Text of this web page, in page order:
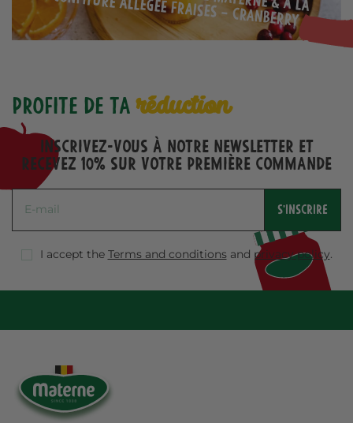
Profite de taréduction
Inscrivez-vous à notre Newsletter et
recevez 10% sur votre première commande
S'INSCRIRE
I accept the Terms and conditionsand privacy policy.